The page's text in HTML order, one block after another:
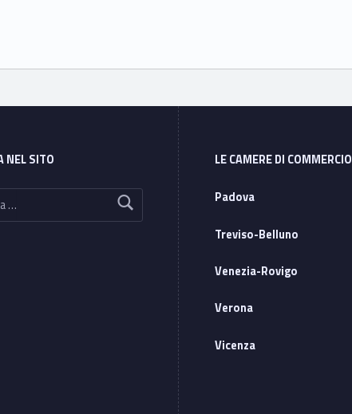
NEL SITO
LE CAMERE DI COMMERCIO
Padova
Treviso-Belluno
Venezia-Rovigo
Verona
Vicenza